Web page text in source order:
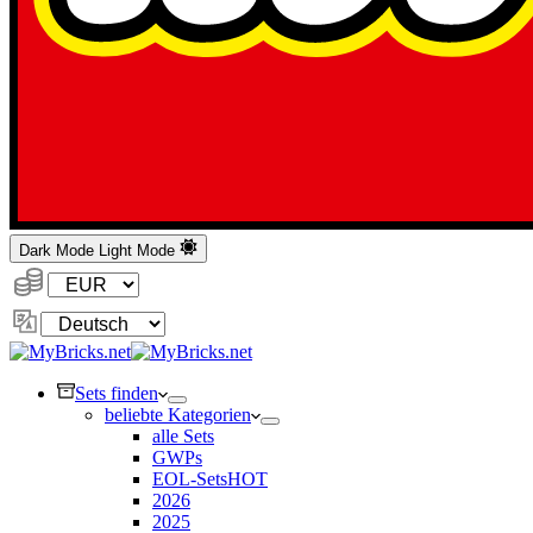
Dark Mode Light Mode
Währung:
Sprache
ändern
Sets finden
beliebte Kategorien
alle Sets
GWPs
EOL-SetsHOT
2026
2025